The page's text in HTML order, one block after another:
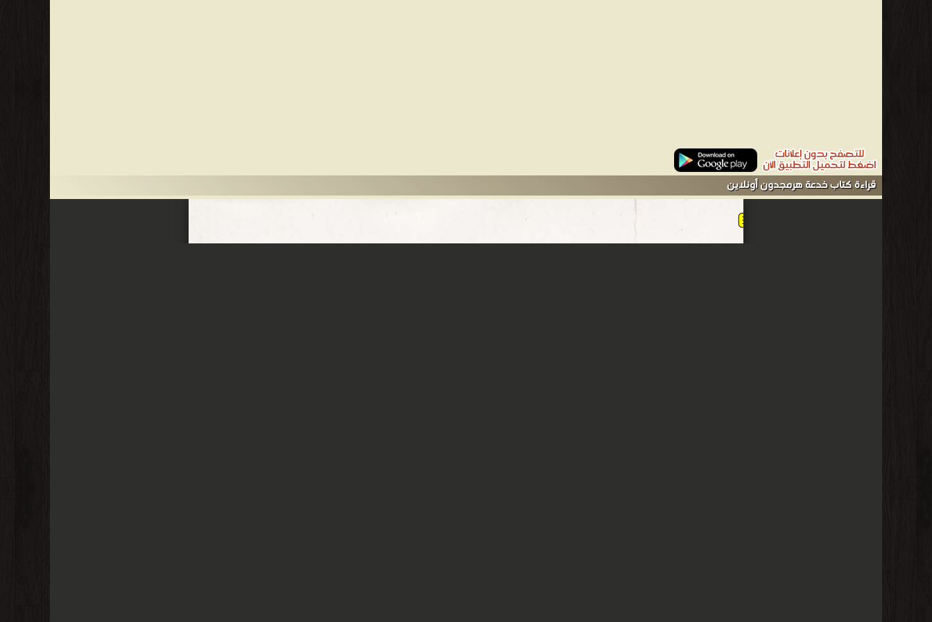
قراءة كتاب خدعة هرمجدون أونلاين